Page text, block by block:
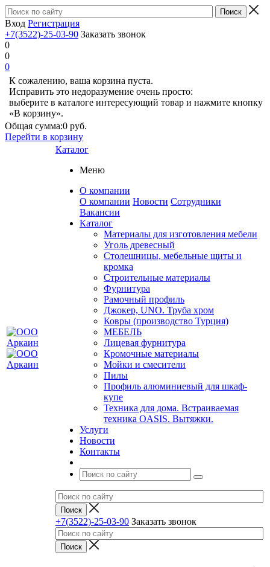
Вход Регистрация
+7(3522)-25-03-90 Заказать звонок
0
0
0
К сожалению, ваша корзина пуста.
Исправить это недоразумение очень просто:
выберите в каталоге интересующий товар и нажмите кнопку
«В корзину».
Общая сумма:0 руб.
Перейти в корзину
Каталог
Меню
О компании
О компании Новости Сотрудники
Вакансии
Каталог
Материалы для изготовления мебели
Уголь древесный
Столешницы, мебельные щиты и
кромка
Строительные материалы
Фурнитура
Рамочный профиль
Джокер, UNO. Труба хром
Ковры (производство Турция)
МЕБЕЛЬ
Лицевая фурнитура
Кромочные материалы
Мойки и смесители
Пилы
Профиль алюминиевый для шкаф-
купе
Техника для дома. Встраиваемая
техника OASIS. Вытяжки.
Услуги
Новости
Контакты
+7(3522)-25-03-90 Заказать звонок